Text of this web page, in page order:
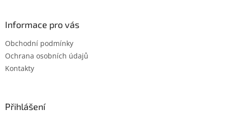
Informace pro vás
Obchodní podmínky
Ochrana osobních údajů
Kontakty
Přihlášení